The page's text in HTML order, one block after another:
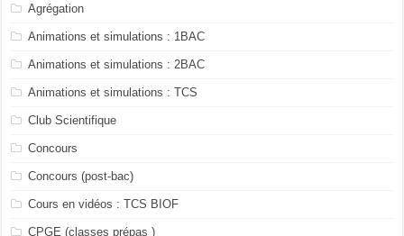
Agrégation
Animations et simulations : 1BAC
Animations et simulations : 2BAC
Animations et simulations : TCS
Club Scientifique
Concours
Concours (post-bac)
Cours en vidéos : TCS BIOF
CPGE (classes prépas )